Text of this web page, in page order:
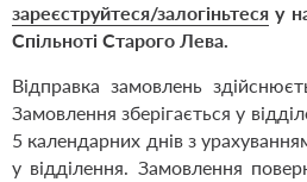
зареєструйтеся/залогіньтеся у
Спільноті Старого Лева.
Відправка замовлень
Замовлення зберігається у
5 календарних днів з
у відділення. Замовлення